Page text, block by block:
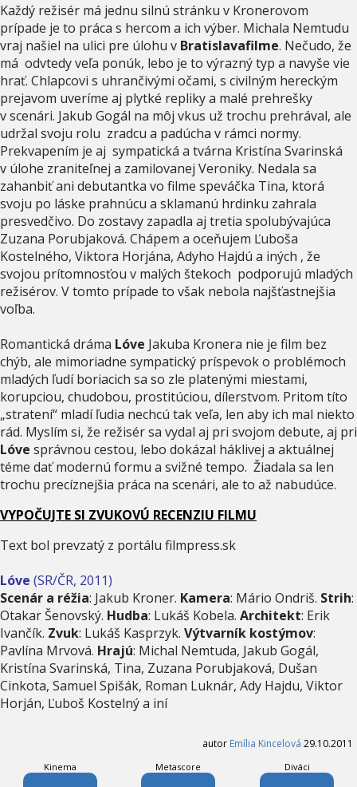
Každý režisér má jednu silnú stránku v Kronerovom
prípade je to práca s hercom a ich výber. Michala Nemtudu
vraj našiel na ulici pre úlohu v Bratislavafilme. Nečudo, že
má odvtedy veľa ponúk, lebo je to výrazný typ a navyše vie
hrať. Chlapcovi s uhrančivými očami, s civilným hereckým
prejavom uveríme aj plytké repliky a malé prehrešky
v scenári. Jakub Gogál na môj vkus už trochu prehrával, ale
udržal svoju rolu zradcu a padúcha v rámci normy.
Prekvapením je aj sympatická a tvárna Kristína Svarinská
v úlohe zraniteľnej a zamilovanej Veroniky. Nedala sa
zahanbiť ani debutantka vo filme speváčka Tina, ktorá
svoju po láske prahnúcu a sklamanú hrdinku zahrala
presvedčivo. Do zostavy zapadla aj tretia spolubývajúca
Zuzana Porubjaková. Chápem a oceňujem Ľuboša
Kostelného, Viktora Horjána, Adyho Hajdú a iných , že
svojou prítomnosťou v malých štekoch podporujú mladých
režisérov. V tomto prípade to však nebola najšťastnejšia
voľba.
Romantická dráma Lóve Jakuba Kronera nie je film bez
chýb, ale mimoriadne sympatický príspevok o problémoch
mladých ľudí boriacich sa so zle platenými miestami,
korupciou, chudobou, prostitúciou, dílerstvom. Pritom títo
„stratení“ mladí ľudia nechcú tak veľa, len aby ich mal niekto
rád. Myslím si, že režisér sa vydal aj pri svojom debute, aj pri
Lóve správnou cestou, lebo dokázal háklivej a aktuálnej
téme dať modernú formu a svižné tempo. Žiadala sa len
trochu precíznejšia práca na scenári, ale to až nabudúce.
VYPOČUJTE SI ZVUKOVÚ RECENZIU FILMU
Text bol prevzatý z portálu filmpress.sk
Lóve (SR/ČR, 2011)
Scenár a réžia: Jakub Kroner. Kamera: Mário Ondriš. Strih:
Otakar Šenovský. Hudba: Lukáš Kobela. Architekt: Erik
Ivančík. Zvuk: Lukáš Kasprzyk. Výtvarník kostýmov:
Pavlína Mrvová. Hrajú: Michal Nemtuda, Jakub Gogál,
Kristína Svarinská, Tina, Zuzana Porubjaková, Dušan
Cinkota, Samuel Spišák, Roman Luknár, Ady Hajdu, Viktor
Horján, Ľuboš Kostelný a iní
autor Emília Kincelová 29.10.2011
Kinema Metascore Diváci